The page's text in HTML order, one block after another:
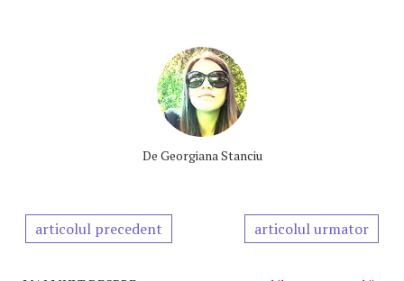
De Georgiana Stanciu
articolul precedent articolul urmator